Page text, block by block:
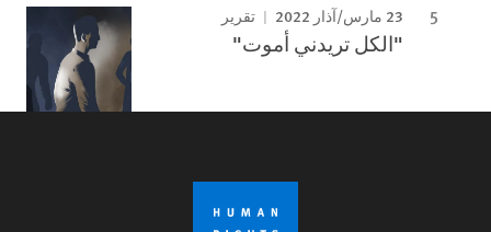
23 مارس/آذار 2022 تقرير
"الكل تريدني أموت"